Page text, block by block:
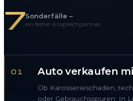
7Sonderfälle –
ein fester Ansprechpartner
01 Auto verkaufen
Ob Karosserieschaden,
oder Gebrauchsspuren: In